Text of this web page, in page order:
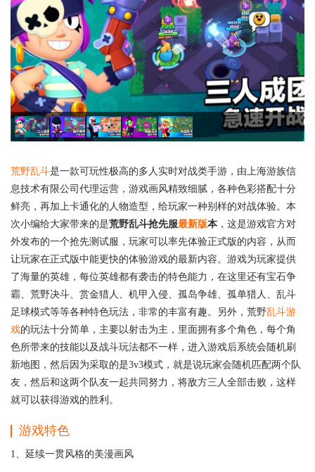
荒野乱斗是一款可玩性极高的多人实时对战类手游，由上海游族信
息技术有限公司代理运营，游戏画风精致细腻，各种色彩搭配十分
鲜亮，再加上卡通化的人物造型，给玩家一种别样的对战体验。本
次小编给大家带来的是荒野乱斗抢先服最新版本 ，这是游戏官方对
外发布的一个抢先测试服，玩家可以率先体验正式版的内容，从而
让玩家在正式版中能更快的体验游戏的最新内容。游戏为玩家提供
了海量的英雄，每位英雄都有袭击的特色能力，在这里还有宝石争
霸、荒野决斗、赏金猎人、机甲入侵、孤岛争雄、孤单猎人、乱斗
足球模式等等各种特色玩法，非常的丰富有趣。另外，荒野乱斗游
戏的玩法十分简单，主要以射击为主，里面拥有多个角色，每个角
色所带来的技能以及战斗玩法都不一样，进入游戏后系统会随机刷
新地图，然后因为采取的是3v3模式，就是说玩家会随机匹配两个队
友，然后和这两个队友一起共同努力，将敌方三人全部击败，这样
就可以获得游戏的胜利。
游戏特色
1、延续一贯风格的美漫画风